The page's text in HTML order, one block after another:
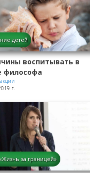
детей
воспитывать в
философа
г.
за границей»